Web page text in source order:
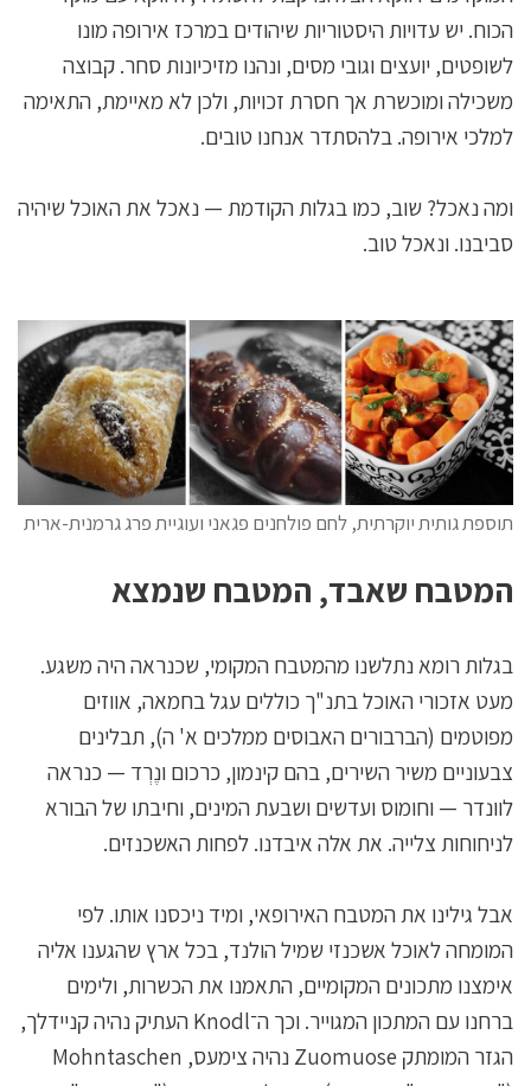
הכוח. יש עדויות היסטוריות שיהודים במרכז אירופה מונו
לשופטים, יועצים וגובי מסים, ונהנו מזיכיונות סחר. קבוצה
משכילה ומוכשרת אך חסרת זכויות, ולכן לא מאיימת, התאימה
למלכי אירופה. בלהסתדר אנחנו טובים.
ומה נאכל? שוב, כמו בגלות הקודמת — נאכל את האוכל שיהיה
סביבנו. ונאכל טוב.
תוספת גותית יוקרתית, לחם פולחנים פגאני ועוגיית פרג גרמנית-ארית
המטבח שאבד, המטבח שנמצא
בגלות רומא נתלשנו מהמטבח המקומי, שכנראה היה משגע.
מעט אזכורי האוכל בתנ"ך כוללים עגל בחמאה, אווזים
מפוטמים (הברבורים האבוסים ממלכים א' ה), תבלינים
צבעוניים משיר השירים, בהם קינמון, כרכום ונֶרְד — כנראה
לוונדר — וחומוס ועדשים ושבעת המינים, וחיבתו של הבורא
לניחוחות צלייה. את אלה איבדנו. לפחות האשכנזים.
אבל גילינו את המטבח האירופאי, ומיד ניכסנו אותו. לפי
המומחה לאוכל אשכנזי שמיל הולנד, בכל ארץ שהגענו אליה
אימצנו מתכונים המקומיים, התאמנו את הכשרות, ולימים
ברחנו עם המתכון המגוייר. וכך ה־Knodl העתיק נהיה קניידלך,
הגזר המומתק Zuomuose נהיה צימעס, Mohntaschen